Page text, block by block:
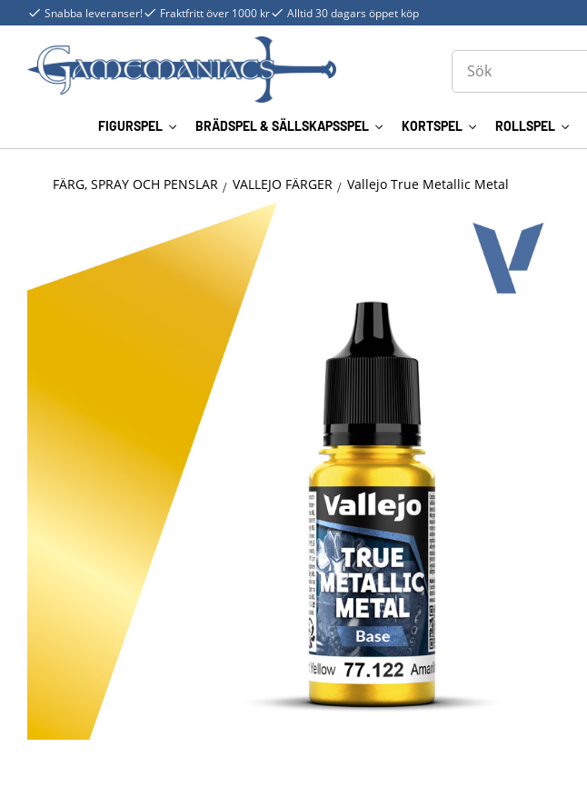
Snabba leveranser! Fraktfritt över 1000 kr Alltid 30 dagars öppet köp
FIGURSPEL BRÄDSPEL & SÄLLSKAPSSPEL KORTSPEL ROLLSPEL
FÄRG, SPRAY OCH PENSLAR VALLEJO FÄRGER Vallejo True Metallic Metal